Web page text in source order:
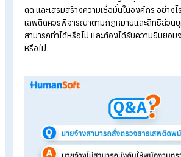
ไม่?
Q: นายจ้างสามา
เสพติดพนักงานได้
การตรวจสารเสพติดพนักงานถือเป็นสิ่ง
แวดล้อมการทำงานที่ปลอดภัยและมีปร
จากอุบัติเหตุและเพิ่มประสิทธิภาพในการท
ต้องใช้ความระมัดระวังสูง เช่น การขับ